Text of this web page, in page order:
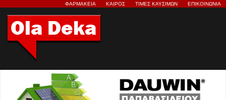
ΦΑΡΜΑΚΕΙΑ ΚΑΙΡΟΣ ΤΙΜΕΣ ΚΑΥΣΙΜΩΝ ΕΠΙΚΟΙΝΩΝΙΑ